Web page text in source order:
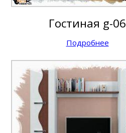
Гостиная g-06
Подробнее